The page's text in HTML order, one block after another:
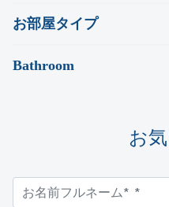
お部屋タイプ
Bathroom
お